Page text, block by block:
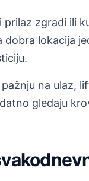
zgradi ili
dobra lokacija
na ulaz,
gledaju